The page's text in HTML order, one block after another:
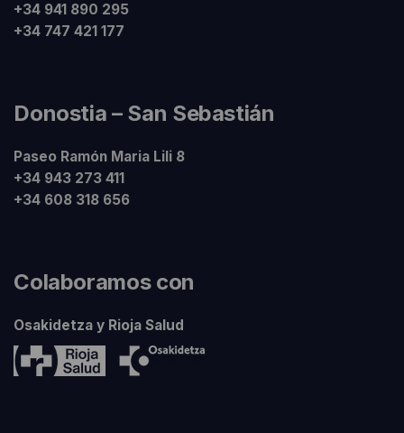
+34 941 890 295
+34 747 421 177
Donostia – San Sebastián
Paseo Ramón Maria Lili 8
+34 943 273 411
+34 608 318 656
Colaboramos con
Osakidetza y Rioja Salud